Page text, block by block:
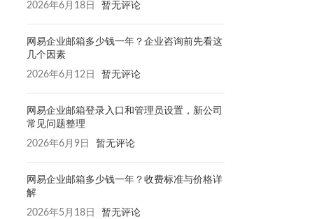
2026年6月18日 暂无评论
网易企业邮箱多少钱一年？企业咨询前先看这
几个因素
2026年6月12日 暂无评论
网易企业邮箱登录入口和管理员设置，新公司
常见问题整理
2026年6月9日 暂无评论
网易企业邮箱多少钱一年？收费标准与价格详
解
2026年5月18日 暂无评论